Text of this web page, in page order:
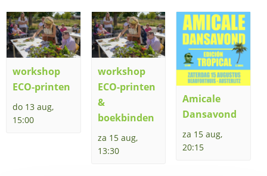
workshop
ECO-printen
do 13 aug,
15:00
workshop
ECO-printen
&
boekbinden
za 15 aug,
13:30
Amicale
Dansavond
za 15 aug,
20:15